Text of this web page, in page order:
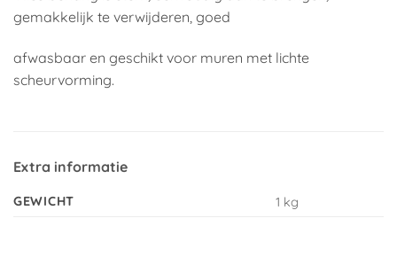
gemakkelijk te verwijderen, goed
afwasbaar en geschikt voor muren met lichte
scheurvorming.
Extra informatie
GEWICHT 1 kg